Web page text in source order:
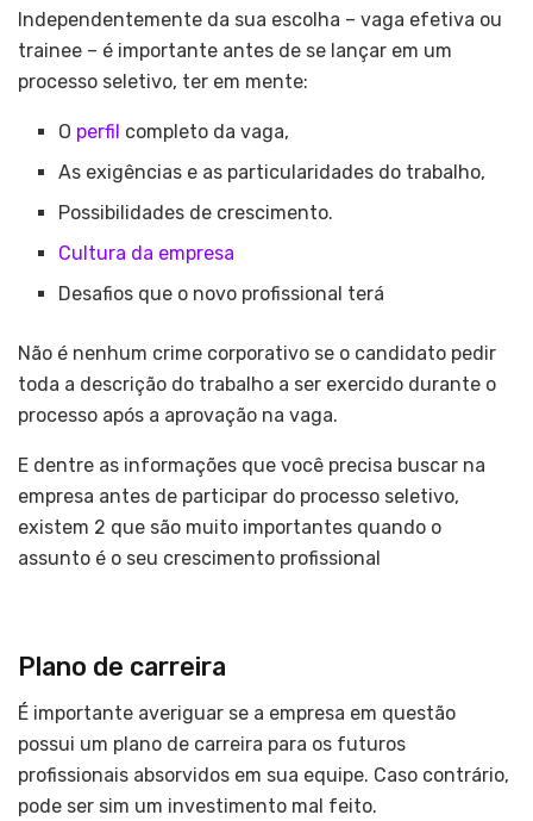
Independentemente da sua escolha – vaga efetiva ou
trainee – é importante antes de se lançar em um
processo seletivo, ter em mente:
O perfil completo da vaga,
As exigências e as particularidades do trabalho,
Possibilidades de crescimento.
Cultura da empresa
Desafios que o novo profissional terá
Não é nenhum crime corporativo se o candidato pedir
toda a descrição do trabalho a ser exercido durante o
processo após a aprovação na vaga.
E dentre as informações que você precisa buscar na
empresa antes de participar do processo seletivo,
existem 2 que são muito importantes quando o
assunto é o seu crescimento profissional
Plano de carreira
É importante averiguar se a empresa em questão
possui um plano de carreira para os futuros
profissionais absorvidos em sua equipe. Caso contrário,
pode ser sim um investimento mal feito.